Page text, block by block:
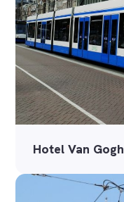
Hotel Van Gogh